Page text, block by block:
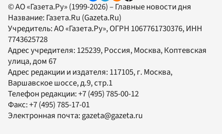
© АО «Газета.Ру» (1999-2026) – Главные новости дня
Название: Газета.Ru (Gazeta.Ru)
Учредитель:АО «Газета.Ру», ОГРН 1067761730376, ИНН
7743625728
Адрес учредителя: 125239, Россия, Москва, Коптевская
улица, дом 67
Адрес редакции и издателя: 117105, г. Москва,
Варшавское шоссе, д.9, стр.1
Телефон редакции:+7 (495) 785-00-12
Факс:+7 (495) 785-17-01
Электронная почта: gazeta@gazeta.ru